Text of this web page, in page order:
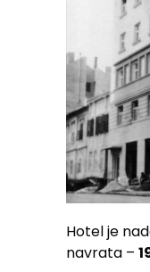
Hotel je
navrata –